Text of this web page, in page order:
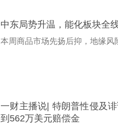
中东局势升温，能化板块全
本周商品市场先扬后抑，地缘风
一财主播说| 特朗普性侵及
到562万美元赔偿金